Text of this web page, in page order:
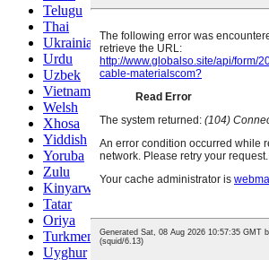
Telugu
Thai
Ukrainian
Urdu
Uzbek
Vietnamese
Welsh
Xhosa
Yiddish
Yoruba
Zulu
Kinyarwanda
Tatar
Oriya
Turkmen
Uyghur